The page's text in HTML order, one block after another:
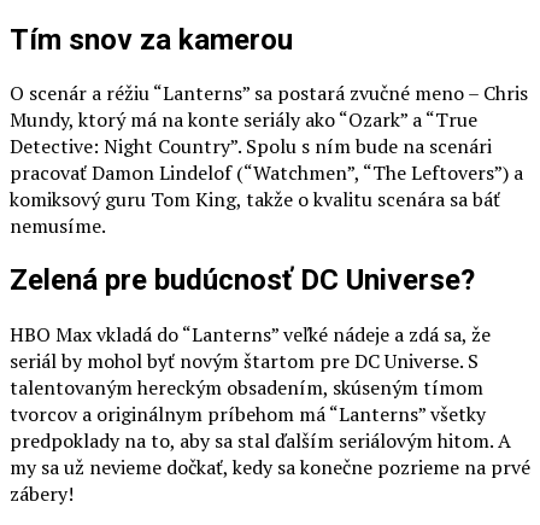
Tím snov za kamerou
O scenár a réžiu “Lanterns” sa postará zvučné meno – Chris
Mundy, ktorý má na konte seriály ako “Ozark” a “True
Detective: Night Country”. Spolu s ním bude na scenári
pracovať Damon Lindelof (“Watchmen”, “The Leftovers”) a
komiksový guru Tom King, takže o kvalitu scenára sa báť
nemusíme.
Zelená pre budúcnosť DC Universe?
HBO Max vkladá do “Lanterns” veľké nádeje a zdá sa, že
seriál by mohol byť novým štartom pre DC Universe. S
talentovaným hereckým obsadením, skúseným tímom
tvorcov a originálnym príbehom má “Lanterns” všetky
predpoklady na to, aby sa stal ďalším seriálovým hitom. A
my sa už nevieme dočkať, kedy sa konečne pozrieme na prvé
zábery!